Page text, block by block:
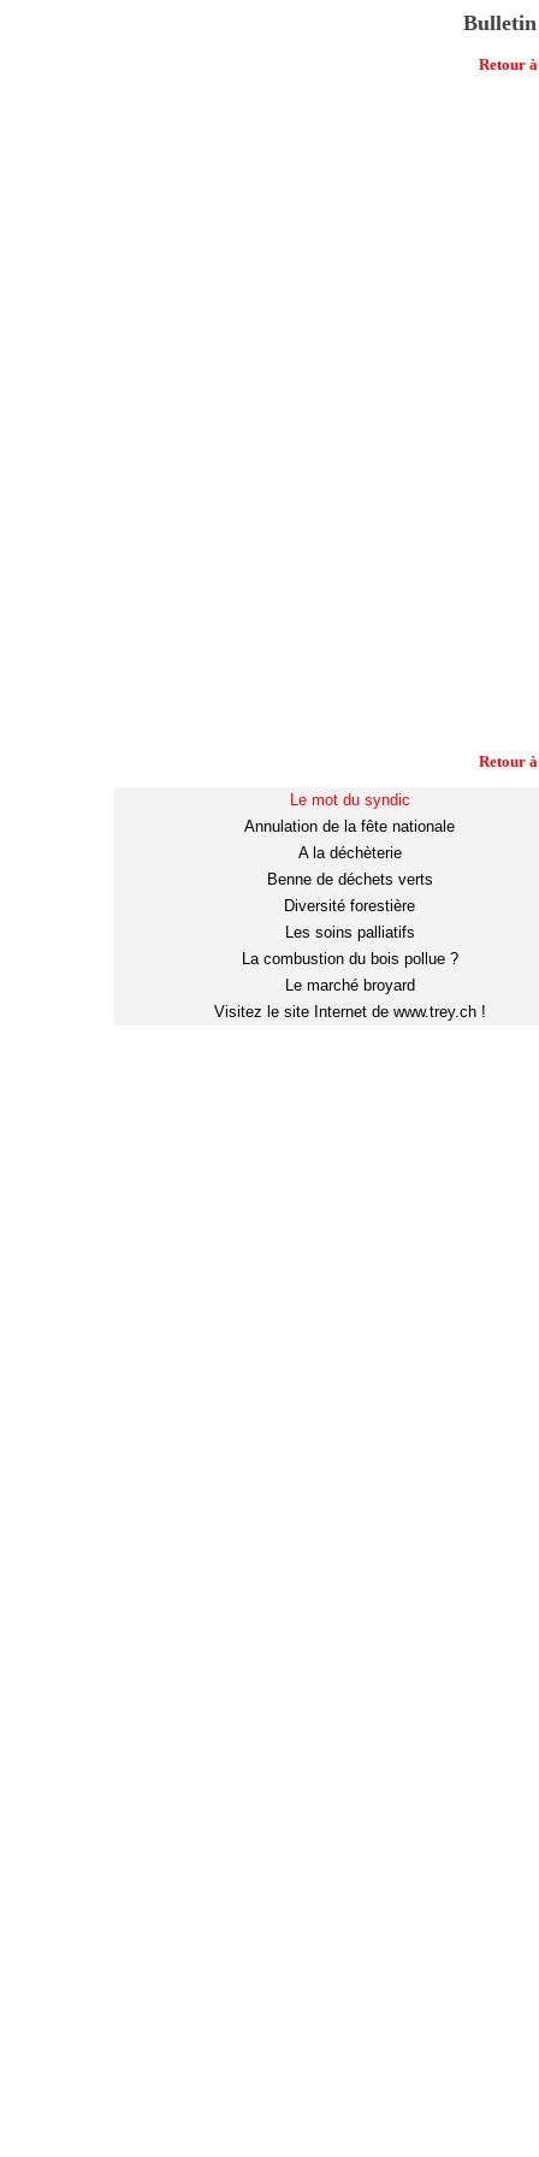
Bulletin
Retour
Retour
Le mot du syndic
Annulation de la fête nationale
A la déchèterie
Benne de déchets verts
Diversité forestière
Les soins palliatifs
La combustion du bois pollue ?
Le marché broyard
Visitez le site Internet de www.trey.ch !